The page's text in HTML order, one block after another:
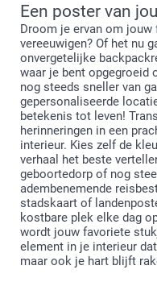
Een poster van
Droom je ervan om
vereeuwigen? Of het nu
onvergetelijke
waar je bent opgegroeid
nog steeds sneller van
gepersonaliseerde
betekenis tot leven!
herinneringen in een
interieur. Kies zelf de
verhaal het beste
geboortedorp of nog
adembenemende
stadskaart of
kostbare plek elke dag
wordt jouw favoriete
element in je interieur
maar ook je hart blijft